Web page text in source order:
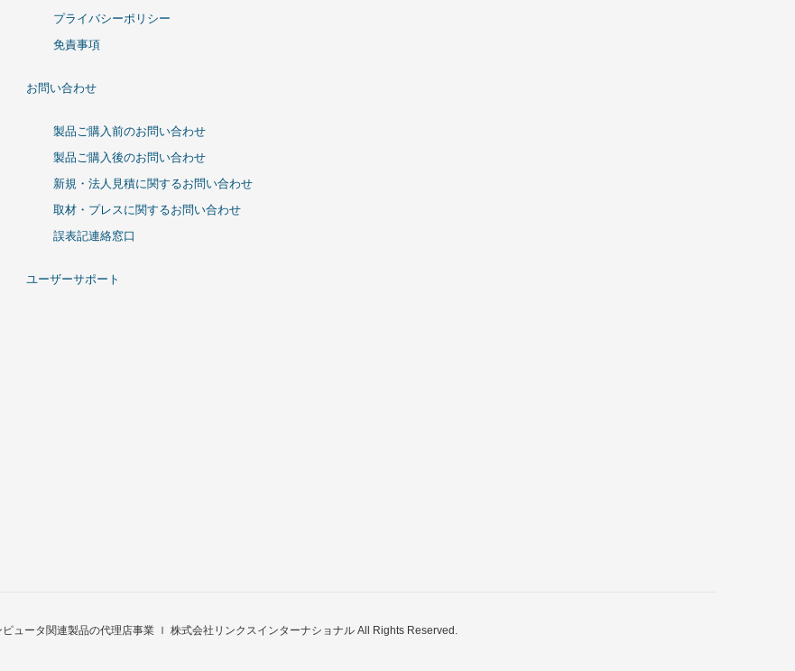
プライバシーポリシー
免責事項
お問い合わせ
製品ご購入前のお問い合わせ
製品ご購入後のお問い合わせ
新規・法人見積に関するお問い合わせ
取材・プレスに関するお問い合わせ
誤表記連絡窓口
ユーザーサポート
ュータ関連製品の代理店事業 ｌ 株式会社リンクスインターナショナル All Rights Reserved.